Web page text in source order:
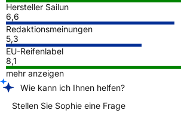
Hersteller Sailun
6,6
Redaktionsmeinungen
5,3
EU-Reifenlabel
8,1
mehr anzeigen
Wie kann ich Ihnen helfen?
Stellen Sie Sophie eine Frage